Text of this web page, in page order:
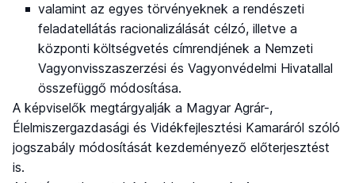
valamint az egyes törvényeknek a rendészeti
feladatellátás racionalizálását célzó, illetve a
központi költségvetés címrendjének a Nemzeti
Vagyonvisszaszerzési és Vagyonvédelmi Hivatallal
összefüggő módosítása.
A képviselők megtárgyalják a Magyar Agrár-,
Élelmiszergazdasági és Vidékfejlesztési Kamaráról szóló
jogszabály módosítását kezdeményező előterjesztést
is.